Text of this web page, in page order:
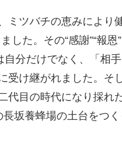
ミツバチの恵みにより
した。その“感謝”“報恩
分だけでなく、「相手
受け継がれました。そ
代目の時代になり採れ
坂養蜂場の土台をつ